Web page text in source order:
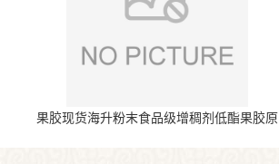
果胶现货海升粉末食品级增稠剂低酯果胶原